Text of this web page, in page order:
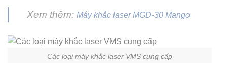
Xem thêm: Máy khắc laser MGD-30 Mango
Các loại máy khắc laser VMS cung cấp